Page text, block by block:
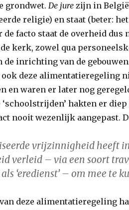
grondwet. De jurezijn in
religie) en staat (beter:
de facto staat de overheid dus
kerk, zowel qua
de inrichting van de
deze alimentatieregeling
en waren er later nog
hakten er
nooit wezenlijk aangepast.
vrijzinnigheid heeft
verleid – via een soort
‘eredienst’ – om mee te
deze alimentatieregeling